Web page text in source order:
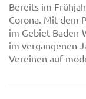
Bereits im
Corona. Mit dem
im Gebiet
im vergangenen
Vereinen auf